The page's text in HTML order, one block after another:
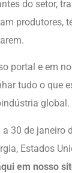
do setor,
produtores,
portal e em
tudo o que
global.
a 30 de janeiro
Estados
em nosso